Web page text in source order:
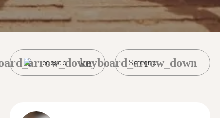
Tedesco Seregno
keyboard_arrow_down